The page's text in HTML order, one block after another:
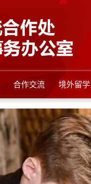
合作交流 境外留学